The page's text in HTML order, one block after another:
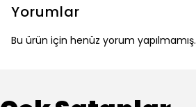
Yorumlar
Bu ürün için henüz yorum yapılmamış.